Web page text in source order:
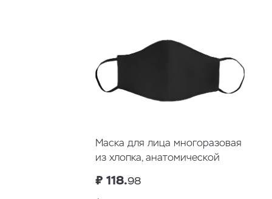
Маска для лица многоразовая
из хлопка, анатомической
₽ 118.98